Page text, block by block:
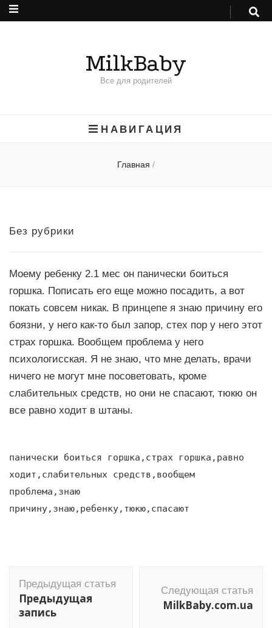
MilkBaby
Все для родителей
НАВИГАЦИЯ
Главная /
Без рубрики
Моему ребенку 2.1 мес он панически боиться
горшка. Пописать его еще можно посадить, а вот
покать совсем никак. В принцепе я знаю причину его
боязни, у него как-то был запор, стех пор у него этот
страх горшка. Вообщем проблема у него
психологисская. Я не знаю, что мне делать, врачи
ничего не могут мне посоветовать, кроме
слабительных средств, но они не спасают, тюкю он
все равно ходит в штаны.
панически боиться горшка,страх горшка,равно
ходит,слабительных средств,вообщем
проблема,знаю
причину,знаю,ребенку,тюкю,спасают
по
записям
Предыдущая статья
Предыдущая
запись
Следующая статья
MilkBaby.com.ua